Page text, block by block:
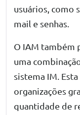
usuários, como
mail e senhas.
O IAM também
uma
sistema IM.
organizações
quantidade de